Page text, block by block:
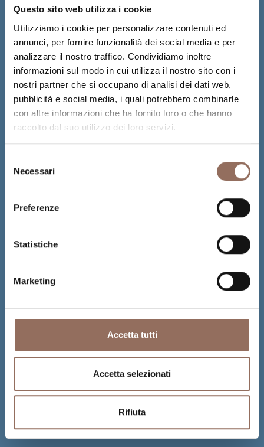
Questo sito web utilizza i cookie
Utilizziamo i cookie per personalizzare contenuti ed
annunci, per fornire funzionalità dei social media e per
analizzare il nostro traffico. Condividiamo inoltre
informazioni sul modo in cui utilizza il nostro sito con i
nostri partner che si occupano di analisi dei dati web,
pubblicità e social media, i quali potrebbero combinarle
con altre informazioni che ha fornito loro o che hanno
raccolto dal suo utilizzo dei loro servizi.
delNecessari
Preferenze
Statistiche
Marketing
Accetta tutti
Accetta selezionati
Rifiuta